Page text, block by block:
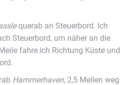
querab an Steuerbord. Ich
Steuerbord, um näher an die
fahre ich Richtung Küste und
Hammerhaven, 2,5 Meilen weg